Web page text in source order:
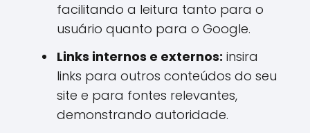
facilitando a leitura tanto para o
usuário quanto para o Google.
Links internos e externos: insira
links para outros conteúdos do seu
site e para fontes relevantes,
demonstrando autoridade.